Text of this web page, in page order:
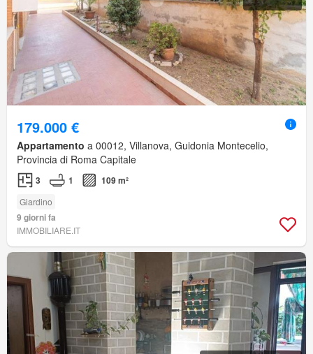
179.000 €
Appartamento a 00012, Villanova, Guidonia Montecelio,
Provincia di Roma Capitale
3 1 109 m²
Giardino
9 giorni fa
IMMOBILIARE.IT